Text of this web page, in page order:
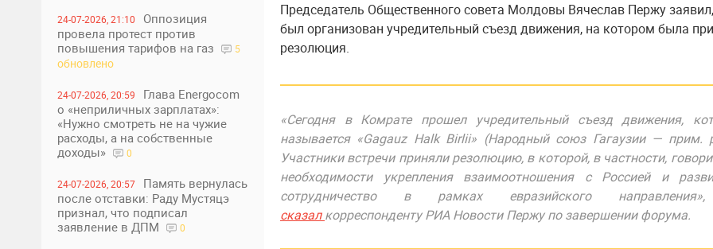
24-07-2026, 21:10
Оппозиция
провела протест против
повышения тарифов на газ
5
обновлено
24-07-2026, 20:59
Глава Energocom
о «неприличных зарплатах»:
«Нужно смотреть не на чужие
расходы, а на собственные
доходы»
0
24-07-2026, 20:57
Память вернулась
после отставки: Раду Мустяцэ
признал, что подписал
заявление в ДПМ
0
Председатель Общественного совета Молдовы Вячеслав Пержу
был организован учредительный съезд движения, на котором была
резолюция.
«Сегодня в Комрате прошел учредительный съезд движения,
называется «Gagauz Halk Birlii» (Народный союз Гагаузии — прим.
Участники встречи приняли резолюцию, в которой, в частности,
необходимости укрепления взаимоотношения с Россией и
сотрудничество в рамках евразийского
сказалкорреспонденту РИА Новости Пержу по завершении форума.